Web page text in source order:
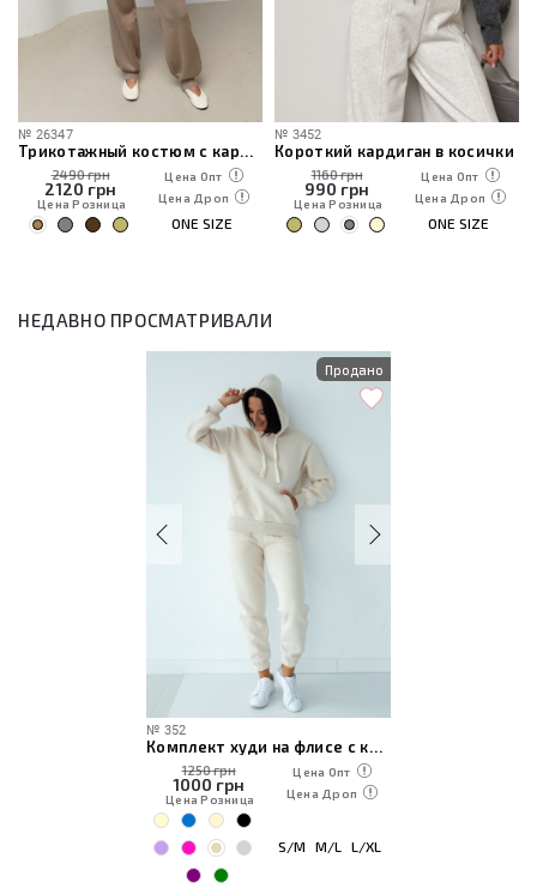
№ 26347
Трикотажный костюм с кардиганом, топом и брюками
2490 грн
2120 грн
Цена Розница
Цена Опт
Цена Дроп
ONE SIZE
№ 3452
Короткий кардиган в косички
1160 грн
990 грн
Цена Розница
Цена Опт
Цена Дроп
ONE SIZE
НЕДАВНО ПРОСМАТРИВАЛИ
Продано
№ 352
Комплект худи на флисе с карманом-кенгуру и джоггеров
1250 грн
1000 грн
Цена Розница
Цена Опт
Цена Дроп
S/M M/L L/XL